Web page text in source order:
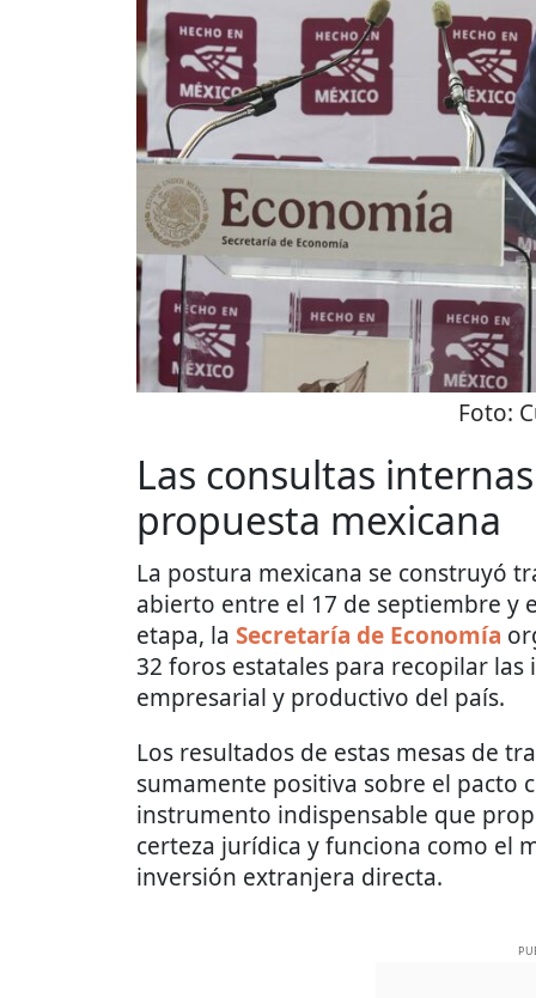
Foto:
Las consultas
propuesta mexicana
La postura mexicana se construyó
abierto entre el 17 de septiembre y
etapa, la Secretaría de Economía
32 foros estatales para recopilar
empresarial y productivo del país.
Los resultados de estas mesas de
sumamente positiva sobre el pacto
instrumento indispensable que
certeza jurídica y funciona como el
inversión extranjera directa.